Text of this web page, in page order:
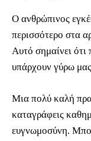
Ο ανθρώπινος
περισσότερο στα
Αυτό σημαίνει
υπάρχουν γύρω
Μια πολύ καλή
καταγράφεις
ευγνωμοσύνη.